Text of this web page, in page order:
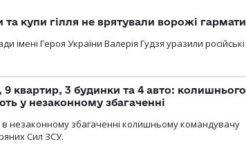
купи гілля не врятували ворожі гармати
імені Героя України Валерія Гудзя уразили російські
квартир, 3 будинки та 4 авто: колишнього
у незаконному збагаченні
незаконному збагаченні колишньому командувачу
Сил ЗСУ.